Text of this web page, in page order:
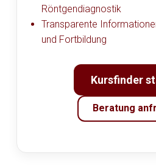
Röntgendiagnostik
Transparente
und Fortbildung
Kursfinder
Beratung